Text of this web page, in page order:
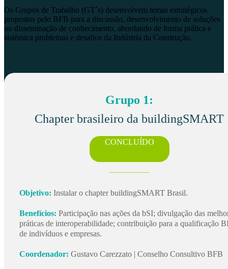
Os Grupos de Trabalho (GT´s) desenvolvem temas estratégicos
propostos pelo BFB para a discussão, desenvolvimento de soluções
ou disseminação de conhecimento, abordando de forma prática e
sistêmica problemas e desafios da Indústria da Construção.
Grupo 1:
Chapter brasileiro da buildingSMART
CONCLUÍDO
Objetivo: Instalar o chapter buildingSMART Brasil.
Benefícios: Participação nas ações da bSI; divulgação das
práticas de interoperabilidade; contribuição para a qualificação
de indivíduos e empresas.
Coordenador: Gustavo Carezzato | Conselho Consultivo BFB